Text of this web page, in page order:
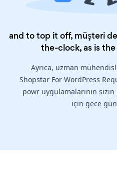
and to top it off, müşteri
the-clock, as is the
Ayrıca, uzman
Shopstar For WordPress
powr uygulamalarının sizin
için gece